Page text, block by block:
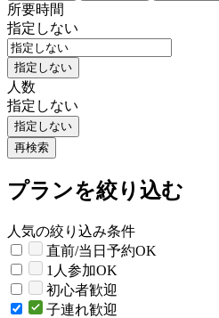
所要時間
指定しない
指定しない
人数
指定しない
指定しない
再検索
プランを絞り込む
人気の絞り込み条件
直前/当日予約OK
1人参加OK
初心者歓迎
子連れ歓迎